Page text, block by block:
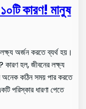
কারণ! মানুষ
অর্জন করতে ব্যর্থ হয়।
কারণ হল, জীবনের লক্ষ্য
অনেক কঠিন সময় পার করতে
পরিস্কার ধারণা পেতে